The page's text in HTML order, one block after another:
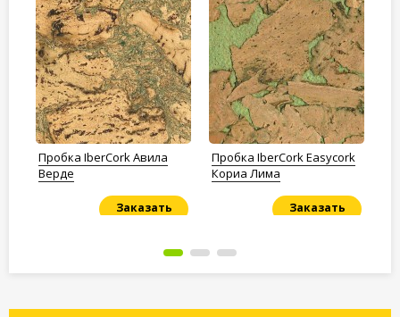
Пробка IberCork Авила
Верде
Заказать
Пробка IberCork Easycork
Кориа Лима
Заказать